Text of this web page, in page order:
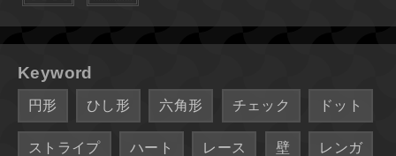
Keyword
円形 ひし形 六角形 チェック ドット
ストライプ ハート レース 壁 レンガ